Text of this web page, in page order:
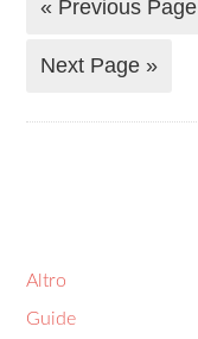
« Previous Page
Next Page »
Altro
Guide